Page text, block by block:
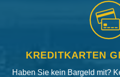
KREDITKARTEN
Haben Sie kein Bargeld mit?